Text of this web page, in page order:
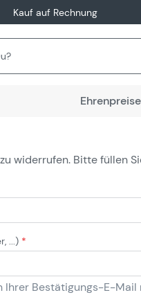
Kauf auf Rechnung
Ehrenpreise
widerrufen. Bitte füllen
...) *
Ihrer Bestätigungs-E-